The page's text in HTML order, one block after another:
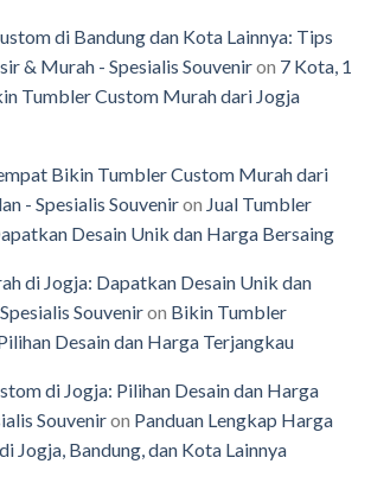
di Bandung dan Kota Lainnya: Tips
& Murah - Spesialis Souveniron 7 Kota, 1
Tumbler Custom Murah dari Jogja
Bikin Tumbler Custom Murah dari
- Spesialis Souveniron Jual Tumbler
Desain Unik dan Harga Bersaing
di Jogja: Dapatkan Desain Unik dan
Souveniron Bikin Tumbler
Desain dan Harga Terjangkau
di Jogja: Pilihan Desain dan Harga
Souveniron Panduan Lengkap Harga
Jogja, Bandung, dan Kota Lainnya